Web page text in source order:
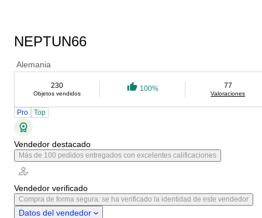
NEPTUN66
Alemania
230
Objetos vendidos
100% 77
Valoraciones
Pro Top
Vendedor destacado
Más de 100 pedidos entregados con excelentes calificaciones
Vendedor verificado
Compra de forma segura: se ha verificado la identidad de este vendedor
Datos del vendedor